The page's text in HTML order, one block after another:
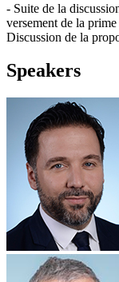
- Suite de la
versement de la
Discussion de la
Speakers